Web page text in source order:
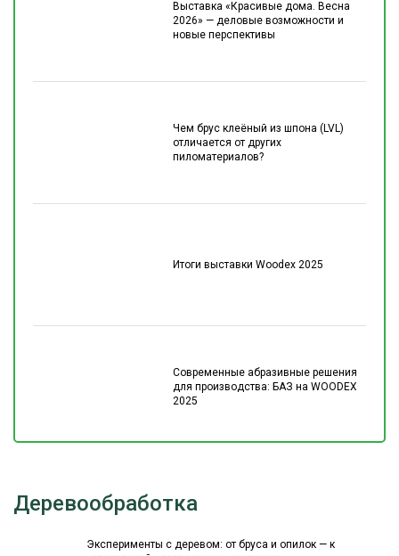
Выставка «Красивые дома. Весна
2026» — деловые возможности и
новые перспективы
Чем брус клеёный из шпона (LVL)
отличается от других
пиломатериалов?
Итоги выставки Woodex 2025
Современные абразивные решения
для производства: БАЗ на WOODEX
2025
Деревообработка
Эксперименты с деревом: от бруса и опилок — к